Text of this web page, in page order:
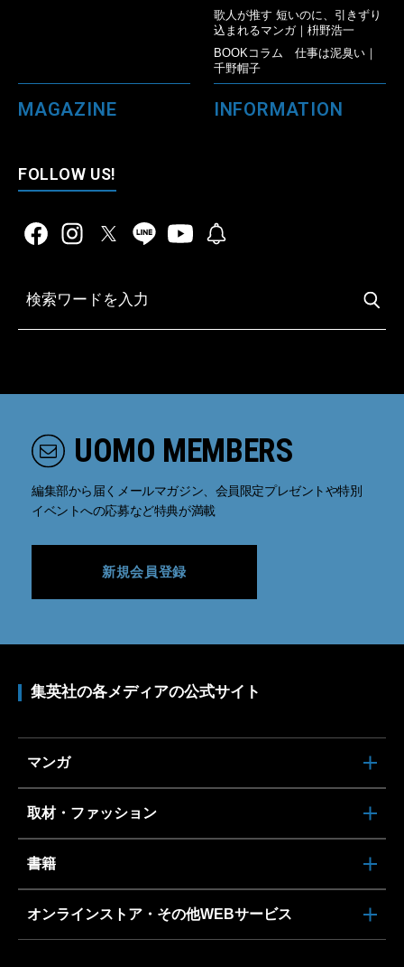
歌人が推す 短いのに、引きずり
込まれるマンガ｜枡野浩一
BOOKコラム 仕事は泥臭い｜
千野帽子
MAGAZINE INFORMATION
FOLLOW US!
UOMO MEMBERS
編集部から届くメールマガジン、会員限定プレゼントや特別
イベントへの応募など特典が満載
新規会員登録
集英社の各メディアの公式サイト
マンガ
取材・ファッション
書籍
オンラインストア・その他WEBサービス